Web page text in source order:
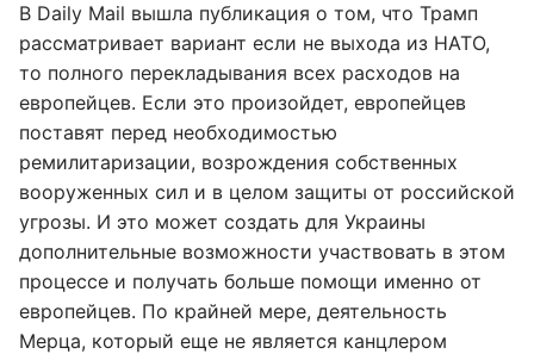
В Daily Mail вышла публикация о том, что Трамп
рассматривает вариант если не выхода из НАТО,
то полного перекладывания всех расходов на
европейцев. Если это произойдет, европейцев
поставят перед необходимостью
ремилитаризации, возрождения собственных
вооруженных сил и в целом защиты от российской
угрозы. И это может создать для Украины
дополнительные возможности участвовать в этом
процессе и получать больше помощи именно от
европейцев. По крайней мере, деятельность
Мерца, который еще не является канцлером